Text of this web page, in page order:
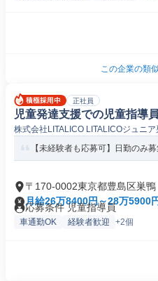
この企業の類
正社員
児童発達支援での児童指導
株式会社LITALICO LITALICOジュニ
【未経験者も応募可】日勤のみ
〒170-0002東京都豊島区巣鴨
月給26万8400円～28万5900
応募条件 児童指導員
車通勤OK 経験者歓迎 +2個